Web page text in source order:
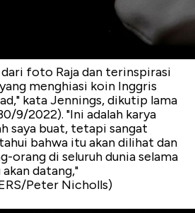
foto Raja dan terinspirasi
menghiasi koin Inggris
kata Jennings, dikutip lama
9/2022). "Ini adalah karya
saya buat, tetapi sangat
bahwa itu akan dilihat dan
orang di seluruh dunia selama
datang,"
Peter Nicholls)